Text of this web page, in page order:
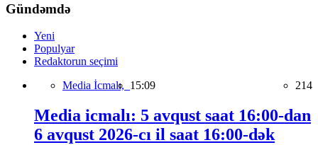
Gündəmdə
Yeni
Populyar
Redaktorun seçimi
Media İcmalı, 15:09 214
Media icmalı: 5 avqust saat 16:00-dan
6 avqust 2026-cı il saat 16:00-dək